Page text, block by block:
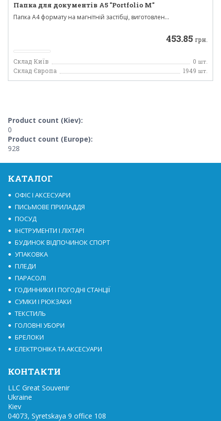
Папка для документів А5 "Portfolio M"
Папка A4 формату на магнітній застібці, виготовлен...
453.85 грн.
Склад Київ 0 шт.
Склад Європа 1949 шт.
Product count (Kiev):
0
Product count (Europe):
928
КАТАЛОГ
ОФІС І АКСЕСУАРИ
ПИСЬМОВЕ ПРИЛАДДЯ
ПОСУД
ІНСТРУМЕНТИ І ЛІХТАРІ
БУДИНОК ВІДПОЧИНОК СПОРТ
УПАКОВКА
ПЛЕДИ
ПАРАСОЛІ
ГОДИННИКИ І ПОГОДНІ СТАНЦІЇ
СУМКИ І РЮКЗАКИ
ТЕКСТИЛЬ
ГОЛОВНІ УБОРИ
БРЕЛОКИ
ЕЛЕКТРОНІКА ТА АКСЕСУАРИ
КОНТАКТИ
LLC Great Souvenir
Ukraine
Kiev
04073, Syretskaya 9 office 108